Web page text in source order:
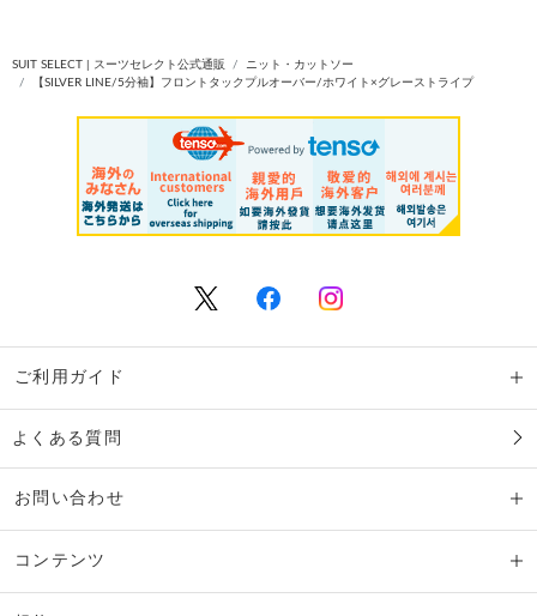
SUIT SELECT | スーツセレクト公式通販
ニット・カットソー
【SILVER LINE/5分袖】フロントタックプルオーバー/ホワイト×グレーストライプ
ご利用ガイド
よくある質問
お問い合わせ
コンテンツ